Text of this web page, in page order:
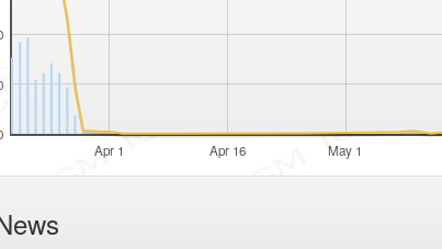
Apr 1 Apr 16 May 1